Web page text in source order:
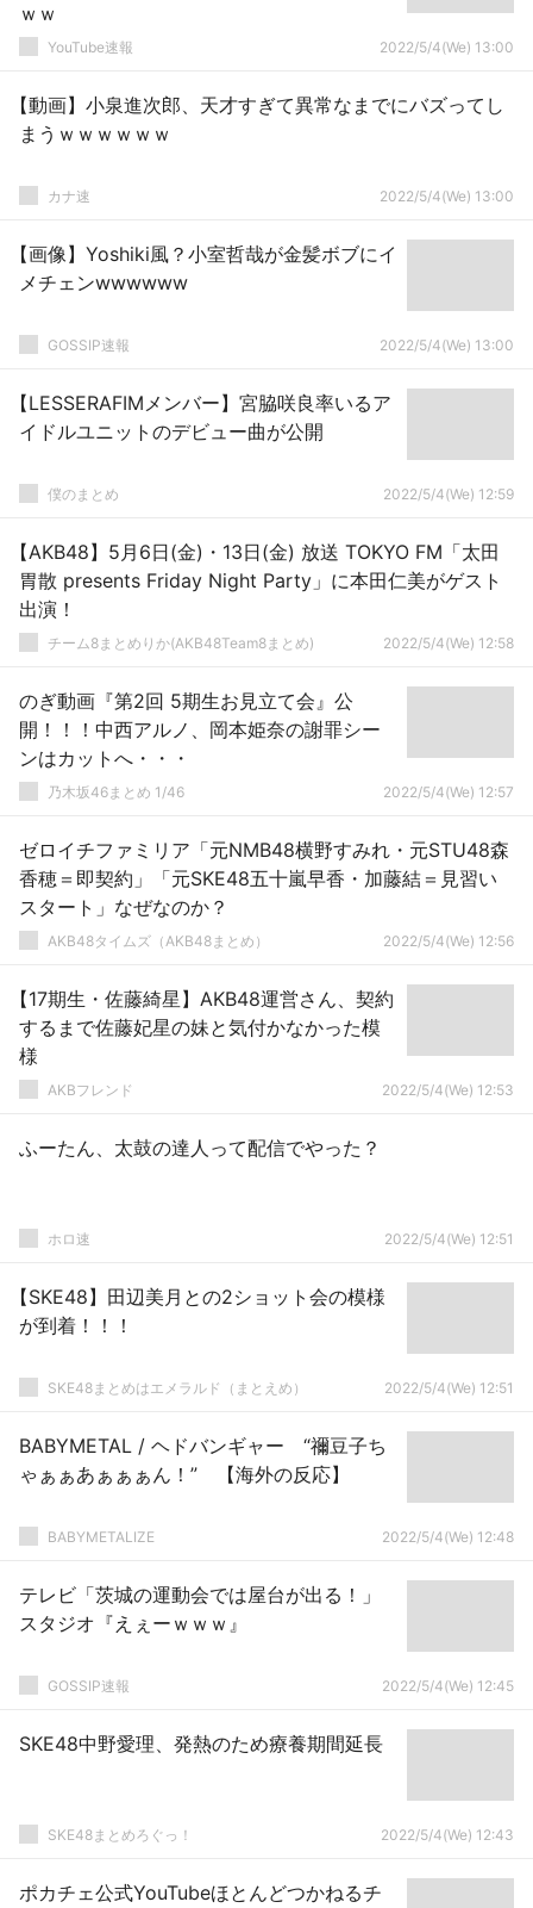
ｗｗ
YouTube速報 2022/5/4(We) 13:00
【動画】小泉進次郎、天才すぎて異常なまでにバズってし
まうｗｗｗｗｗｗ
カナ速 2022/5/4(We) 13:00
【画像】Yoshiki風？小室哲哉が金髪ボブにイ
メチェンwwwwww
GOSSIP速報 2022/5/4(We) 13:00
【LESSERAFIMメンバー】宮脇咲良率いるア
イドルユニットのデビュー曲が公開
僕のまとめ 2022/5/4(We) 12:59
【AKB48】5月6日(金)・13日(金) 放送 TOKYO FM「太田
胃散 presents Friday Night Party」に本田仁美がゲスト
出演！
チーム8まとめりか(AKB48Team8まとめ) 2022/5/4(We) 12:58
のぎ動画『第2回 5期生お見立て会』公
開！！！中西アルノ、岡本姫奈の謝罪シー
ンはカットへ・・・
乃木坂46まとめ 1/46 2022/5/4(We) 12:57
ゼロイチファミリア「元NMB48横野すみれ・元STU48森
香穂＝即契約」「元SKE48五十嵐早香・加藤結＝見習い
スタート」なぜなのか？
AKB48タイムズ（AKB48まとめ） 2022/5/4(We) 12:56
【17期生・佐藤綺星】AKB48運営さん、契約
するまで佐藤妃星の妹と気付かなかった模
様
AKBフレンド 2022/5/4(We) 12:53
ふーたん、太鼓の達人って配信でやった？
ホロ速 2022/5/4(We) 12:51
【SKE48】田辺美月との2ショット会の模様
が到着！！！
SKE48まとめはエメラルド（まとえめ） 2022/5/4(We) 12:51
BABYMETAL / ヘドバンギャー “禰豆子ち
ゃぁぁあぁぁぁん！” 【海外の反応】
BABYMETALIZE 2022/5/4(We) 12:48
テレビ「茨城の運動会では屋台が出る！」
スタジオ『えぇーｗｗｗ』
GOSSIP速報 2022/5/4(We) 12:45
SKE48中野愛理、発熱のため療養期間延長
SKE48まとめろぐっ！ 2022/5/4(We) 12:43
ポカチェ公式YouTubeほとんどつかねるチ